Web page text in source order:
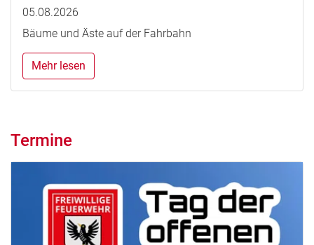
05.08.2026
Bäume und Äste auf der Fahrbahn
Mehr lesen
Termine